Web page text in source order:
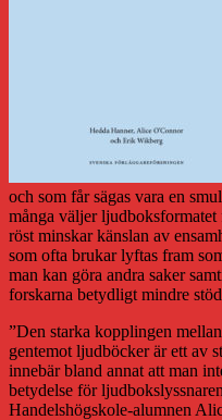
och som får sägas vara en
många väljer
röst minskar känslan av
som ofta brukar lyftas fram
man kan göra andra saker
forskarna betydligt mindre
”Den starka kopplingen
gentemot ljudböcker är ett av
innebär bland annat att man
betydelse för
Handelshögskole-alumnen